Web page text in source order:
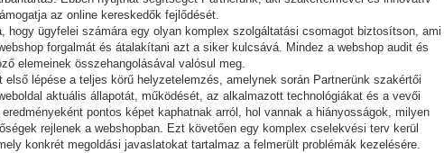
az online kereskedők fejlődését.
hogy ügyfelei számára egy olyan komplex szolgáltatási csomagot biztosítson, ami
forgalmát és átalakítani azt a siker kulcsává. Mindez a webshop audit és
elemeinek összehangolásával valósul meg.
első lépése a teljes körű helyzetelemzés, amelynek során Partnerünk szakértői
aktuális állapotát, működését, az alkalmazott technológiákat és a vevői
pontos képet kaphatnak arról, hol vannak a hiányosságok, milyen
rejlenek a webshopban. Ezt követően egy komplex cselekvési terv kerül
konkrét megoldási javaslatokat tartalmaz a felmerült problémák kezelésére.